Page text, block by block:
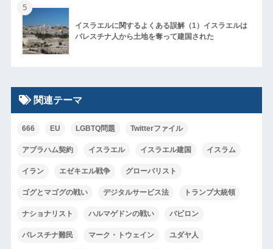
5
イスラエルに関するよくある誤解（1）イスラエルは
パレスチナ人から土地を奪って建国された
関連テーマ
666 EU LGBTQ問題 Twitterファイル
アブラハム契約 イスラエル イスラエル建国 イスラム
イラン エゼキエル戦争 グローバリスト
ゴグとマゴグの戦い デジタルサービス法 トランプ大統領
ナショナリスト ハルマゲドンの戦い バビロン
パレスチナ難民 マーク・トウェイン ユダヤ人